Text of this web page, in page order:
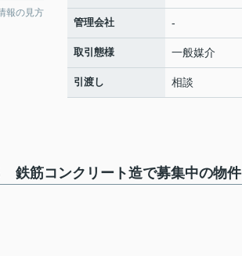
報の見方
管理会社 -
取引態様 一般媒介
引渡し 相談
筋コンクリート造で募集中の物件